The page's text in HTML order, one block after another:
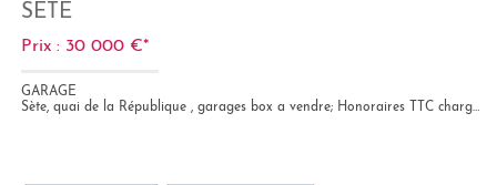
SETE
Prix : 30 000 €*
GARAGE
Sète, quai de la République , garages box a vendre; Honoraires TTC charge vendeur Bien soumis au statut juridique de la...